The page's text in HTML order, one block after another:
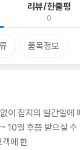
리뷰/한줄평
0
품목정보
이 잡지의 발간일에
10일 후쯤 받으실
에 한.